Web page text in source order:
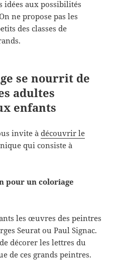
idées aux possibilités
ne propose pas les
des classes de
se nourrit de
adultes
enfants
invite àdécouvrir le
qui consiste à
pour un coloriage
les œuvres des peintres
Seurat ou Paul Signac.
décorer les lettres du
de ces grands peintres.